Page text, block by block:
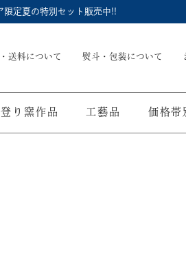
限定夏の特別セット販売中!!
送料について 熨斗・包装について
登り窯作品 工藝品 価格帯